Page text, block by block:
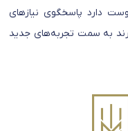
دارد پاسخگوی نیازهای
به سمت تجربه‌های جدید